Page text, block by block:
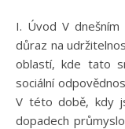
I. Úvod V dnešním módním průmyslu se stále více klade
důraz na
oblastí, kde tato
sociální
V této době, kdy
dopadech